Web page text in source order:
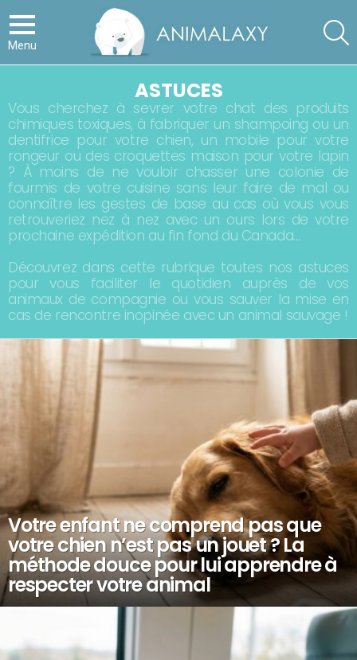
Menu
ASTUCES
Vous cherchez à sevrer votre chat des produits
chimiques toxiques, à fabriquer un shampoing ou un
dentifrice pour votre chien, un mobile pour votre
rongeur ou des croquettes maison pour votre lapin
? À moins de ne vouloir chasser une colonie de
fourmis de votre cuisine sans leur faire de mal ou
connaître les gestes de base au cas où vous vous
retrouveriez nez à nez avec un ours lors de votre
prochaine expédition au fin fond du Canada…
Découvrez dans cette rubrique toutes nos astuces
pour vous faciliter le quotidien auprès de vos
animaux de compagnie ou vous sauver la mise en
cas de rencontre inopinée avec un animal sauvage !
LATEST
STORIES
Votre enfant ne comprend pas que
votre chien n’est pas un jouet ? La
méthode douce pour lui apprendre à
respecter votre animal